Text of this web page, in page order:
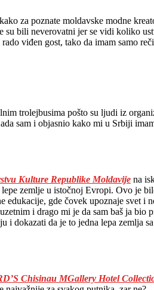
za poznate moldavske modne
su bili neverovatni jer se vidi koliko
viđen gost, tako da imam samo
trolejbusima pošto su ljudi iz
sam i objasnio kako mi u Srbiji
Kulture Republike Moldavije na
zemlje u istočnoj Evropi. Ovo je
gde čovek upoznaje svet i
i drago mi je da sam baš ja bio
dokazati da je to jedna lepa zemlja
Chisinau MGallery Hotel